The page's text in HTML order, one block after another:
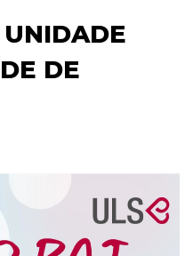
DE